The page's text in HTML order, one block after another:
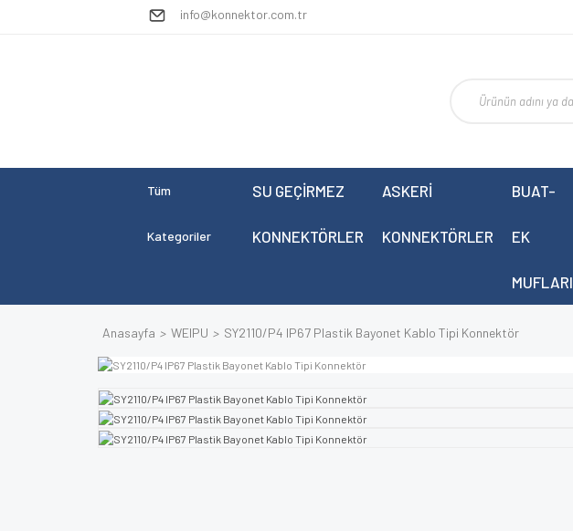
info@konnektor.com.tr
Tüm
Kategoriler
SU GEÇİRMEZ
KONNEKTÖRLER
ASKERİ
KONNEKTÖRLER
BUAT-
EK
MUFLARI
Anasayfa WEIPU SY2110/P4 IP67 Plastik Bayonet Kablo Tipi Konnektör